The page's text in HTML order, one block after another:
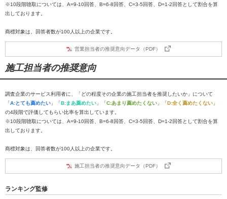
※10段階聴取については、A=9-10回答、B=6-8回答、C=3-5回答、D=1-2回答として割合を算
出しております。
商標対象は、回答者数が100人以上の企業です。
営業担当者の推奨意向データ（PDF）
施工担当者の推奨意向
調査企業のサービス利用者に、「どの程度その企業の施工担当者を推奨したいか」について
「A:とても薦めたい 」「B:まあ薦めたい 」「C:あまり薦めたくない 」「D:全く薦めたくない 」
の4段階で評価してもらい比率を算出しています。
※10段階聴取については、A=9-10回答、B=6-8回答、C=3-5回答、D=1-2回答として割合を算
出しております。
商標対象は、回答者数が100人以上の企業です。
施工担当者の推奨意向データ（PDF）
ランキング監修